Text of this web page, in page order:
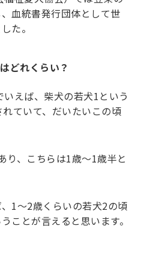
血統書発行団体として世
た。
どれくらい？
えば、柴犬の若犬1という
ていて、だいたいこの頃
り、こちらは1歳～1歳半と
1～2歳くらいの若犬2の頃
ことが言えると思います。